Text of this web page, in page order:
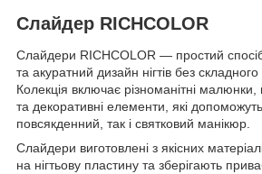
Слайдер RICHCOLOR
Слайдери RICHCOLOR — простий
та акуратний дизайн нігтів без
Колекція включає різноманітні
та декоративні елементи, які
повсякденний, так і святковий манікюр.
Слайдери виготовлені з якісних
на нігтьову пластину та зберігають